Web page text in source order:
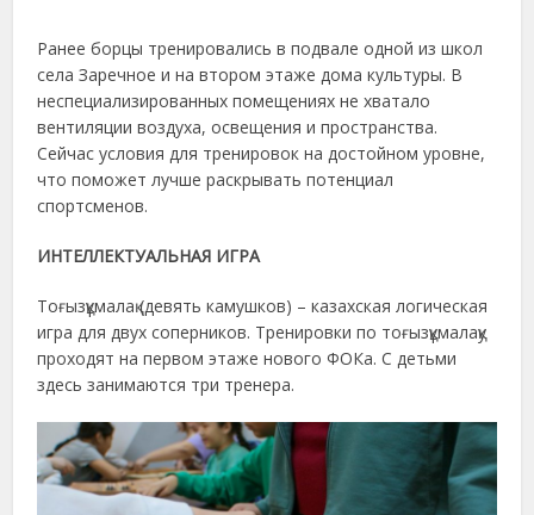
Ранее борцы тренировались в подвале одной из школ
села Заречное и на втором этаже дома культуры. В
неспециализированных помещениях не хватало
вентиляции воздуха, освещения и пространства.
Сейчас условия для тренировок на достойном уровне,
что поможет лучше раскрывать потенциал
спортсменов.
ИНТЕЛЛЕКТУАЛЬНАЯ ИГРА
Тоғызқұмалақ (девять камушков) – казахская логическая
игра для двух соперников. Тренировки по тоғызқұмалақу
проходят на первом этаже нового ФОКа. С детьми
здесь занимаются три тренера.